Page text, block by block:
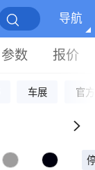
导航
参数 报价
车展 官方